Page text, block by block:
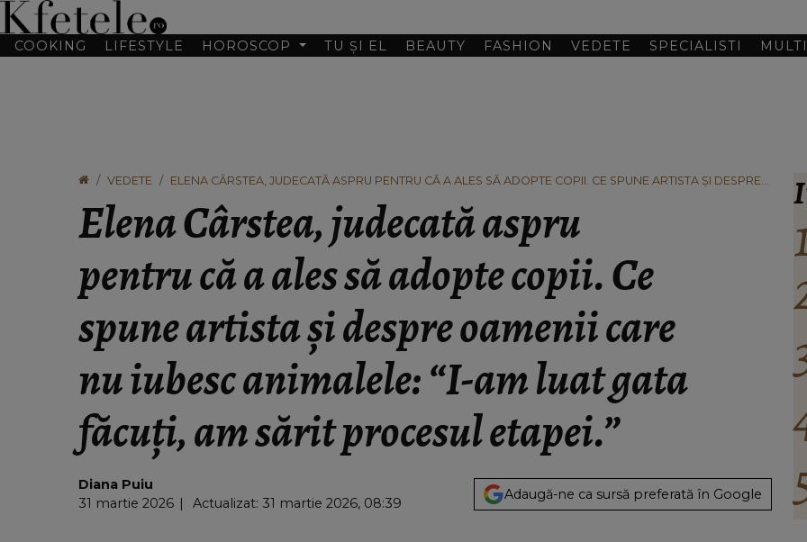
COOKING LIFESTYLE HOROSCOP TU ȘI EL BEAUTY FASHION VEDETE SPECIALISTI
VEDETE
ELENA CÂRSTEA, JUDECATĂ ASPRU PENTRU CĂ A ALES SĂ ADOPTE COPII. CE SPUNE ARTISTA ȘI DESPRE
Elena Cârstea, judecată aspru
pentru că a ales să adopte copii. Ce
spune artista și despre oamenii care
nu iubesc animalele: “I-am luat gata
făcuți, am sărit procesul etapei.”
Diana Puiu
31 martie 2026
Actualizat: 31 martie 2026, 08:39
Adaugă-ne ca sursă preferată în Google